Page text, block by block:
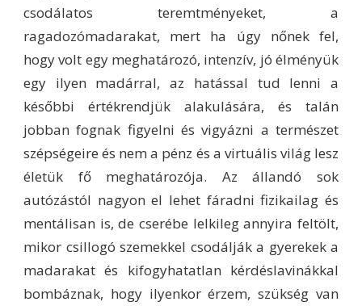
csodálatos teremtményeket, a
ragadozómadarakat, mert ha úgy nőnek fel,
hogy volt egy meghatározó, intenzív, jó élményük
egy ilyen madárral, az hatással tud lenni a
későbbi értékrendjük alakulására, és talán
jobban fognak figyelni és vigyázni a természet
szépségeire és nem a pénz és a virtuális világ lesz
életük fő meghatározója. Az állandó sok
autózástól nagyon el lehet fáradni fizikailag és
mentálisan is, de cserébe lelkileg annyira feltölt,
mikor csillogó szemekkel csodálják a gyerekek a
madarakat és kifogyhatatlan kérdéslavinákkal
bombáznak, hogy ilyenkor érzem, szükség van